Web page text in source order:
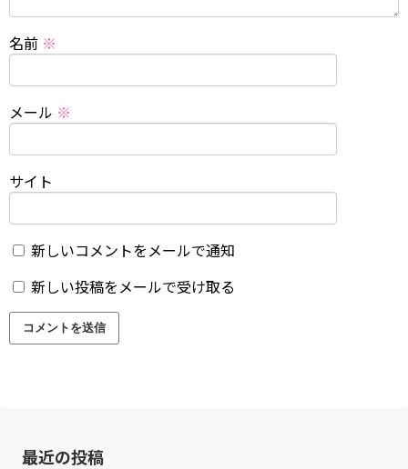
名前 ※
メール ※
サイト
新しいコメントをメールで通知
新しい投稿をメールで受け取る
最近の投稿